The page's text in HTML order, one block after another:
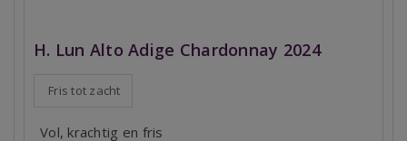
H. Lun Alto Adige Chardonnay 2024
Fris tot zacht
Vol, krachtig en fris